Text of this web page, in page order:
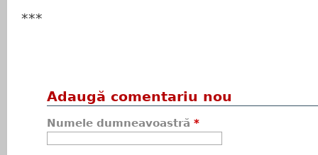
***
Adaugă comentariu nou
Numele dumneavoastră *